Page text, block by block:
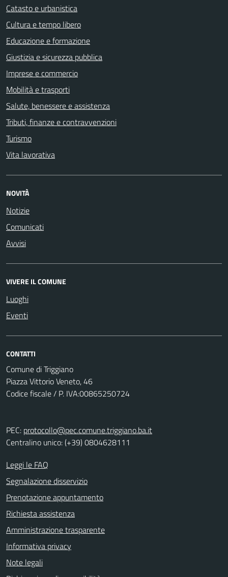
Catasto e urbanistica
Cultura e tempo libero
Educazione e formazione
Giustizia e sicurezza pubblica
Imprese e commercio
Mobilità e trasporti
Salute, benessere e assistenza
Tributi, finanze e contravvenzioni
Turismo
Vita lavorativa
NOVITÀ
Notizie
Comunicati
Avvisi
VIVERE IL COMUNE
Luoghi
Eventi
CONTATTI
Comune di Triggiano
Piazza Vittorio Veneto, 46
Codice fiscale / P. IVA:00865250724
PEC: protocollo@pec.comune.triggiano.ba.it
Centralino unico: (+39) 0804628111
Leggi le FAQ
Segnalazione disservizio
Prenotazione appuntamento
Richiesta assistenza
Amministrazione trasparente
Informativa privacy
Note legali